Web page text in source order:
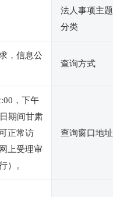
法人事项主题
分类
，信息公
查询方式
，下午
期间甘肃
正常访
上受理审
）。
查询窗口地址